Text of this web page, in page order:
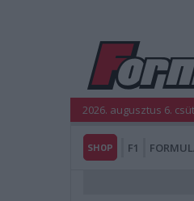
2026. augusztus 6.
SHOP F1